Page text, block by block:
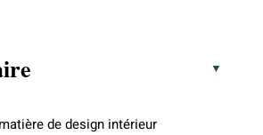
de design intérieur